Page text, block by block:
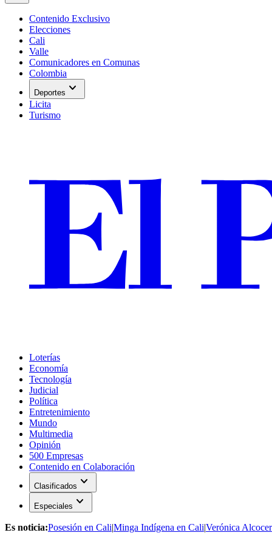
Contenido Exclusivo
Elecciones
Cali
Valle
Comunicadores en Comunas
Colombia
Deportes expand_more
Licita
Turismo
Loterías
Economía
Tecnología
Judicial
Política
Entretenimiento
Mundo
Multimedia
Opinión
500 Empresas
Contenido en Colaboración
Clasificados expand_more
Especiales expand_more
Es noticia:Posesión en Cali|Minga Indígena en Cali|Verónica Alcocer